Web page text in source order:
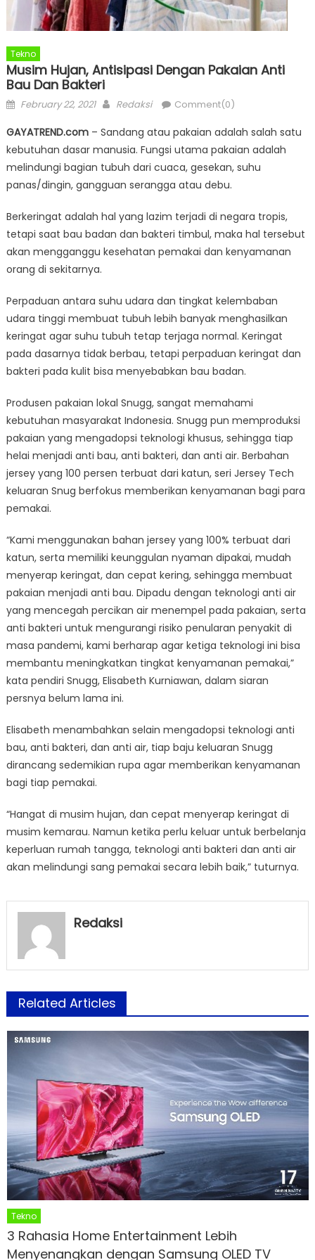
Tekno
Musim Hujan, Antisipasi Dengan Pakaian Anti
Bau Dan Bakteri
Posted
February 22, 2021 Author
Redaksi Comment(0)
GAYATREND.com– Sandang atau pakaian adalah salah satu
kebutuhan dasar manusia. Fungsi utama pakaian adalah
melindungi bagian tubuh dari cuaca, gesekan, suhu
panas/dingin, gangguan serangga atau debu.
Berkeringat adalah hal yang lazim terjadi di negara tropis,
tetapi saat bau badan dan bakteri timbul, maka hal tersebut
akan mengganggu kesehatan pemakai dan kenyamanan
orang di sekitarnya.
Perpaduan antara suhu udara dan tingkat kelembaban
udara tinggi membuat tubuh lebih banyak menghasilkan
keringat agar suhu tubuh tetap terjaga normal. Keringat
pada dasarnya tidak berbau, tetapi perpaduan keringat dan
bakteri pada kulit bisa menyebabkan bau badan.
Produsen pakaian lokal Snugg, sangat memahami
kebutuhan masyarakat Indonesia. Snugg pun memproduksi
pakaian yang mengadopsi teknologi khusus, sehingga tiap
helai menjadi anti bau, anti bakteri, dan anti air. Berbahan
jersey yang 100 persen terbuat dari katun, seri Jersey Tech
keluaran Snug berfokus memberikan kenyamanan bagi para
pemakai.
“Kami menggunakan bahan jersey yang 100% terbuat dari
katun, serta memiliki keunggulan nyaman dipakai, mudah
menyerap keringat, dan cepat kering, sehingga membuat
pakaian menjadi anti bau. Dipadu dengan teknologi anti air
yang mencegah percikan air menempel pada pakaian, serta
anti bakteri untuk mengurangi risiko penularan penyakit di
masa pandemi, kami berharap agar ketiga teknologi ini bisa
membantu meningkatkan tingkat kenyamanan pemakai,”
kata pendiri Snugg, Elisabeth Kurniawan, dalam siaran
persnya belum lama ini.
Elisabeth menambahkan selain mengadopsi teknologi anti
bau, anti bakteri, dan anti air, tiap baju keluaran Snugg
dirancang sedemikian rupa agar memberikan kenyamanan
bagi tiap pemakai.
“Hangat di musim hujan, dan cepat menyerap keringat di
musim kemarau. Namun ketika perlu keluar untuk berbelanja
keperluan rumah tangga, teknologi anti bakteri dan anti air
akan melindungi sang pemakai secara lebih baik,” tuturnya.
Redaksi
Related Articles
Tekno
3 Rahasia Home Entertainment Lebih
Menyenangkan dengan Samsung OLED TV